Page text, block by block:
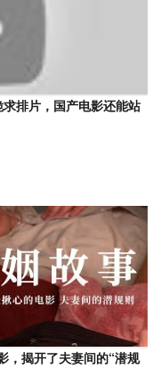
排片，国产电影还能站
，揭开了夫妻间的“潜规